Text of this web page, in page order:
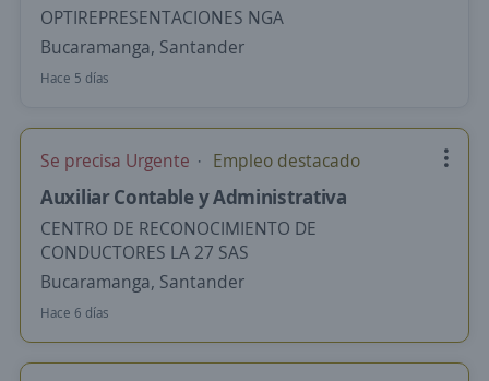
OPTIREPRESENTACIONES NGA
Bucaramanga, Santander
Hace 5 días
Se precisa Urgente Empleo destacado
Auxiliar Contable y Administrativa
CENTRO DE RECONOCIMIENTO DE
CONDUCTORES LA 27 SAS
Bucaramanga, Santander
Hace 6 días